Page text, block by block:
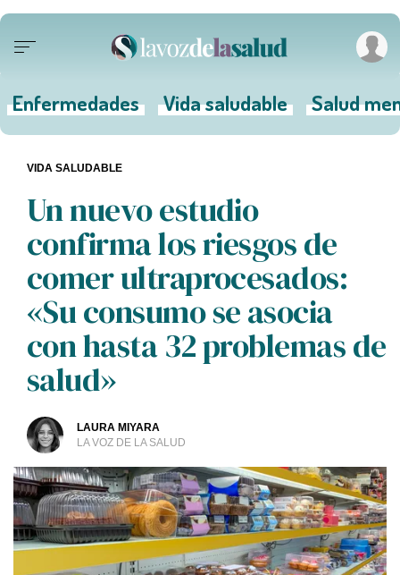
Enfermedades Vida saludable Salud
Un nuevo estudio
confirma los riesgos de
comer ultraprocesados:
«Su consumo se asocia
con hasta 32 problemas de
salud»
LAURA MIYARA
LA VOZ DE LA SALUD
VIDA SALUDABLE